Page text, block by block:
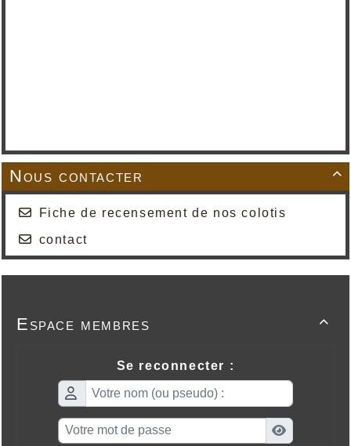

Nous contacter
Fiche de recensement de nos colotis
contact

Espace membres
Se reconnecter :